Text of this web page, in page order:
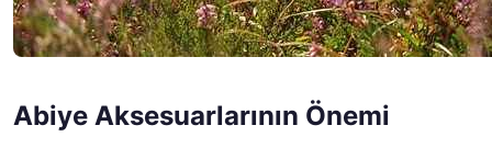
Abiye Aksesuarlarının Önemi